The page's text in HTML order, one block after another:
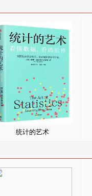
统计的艺术